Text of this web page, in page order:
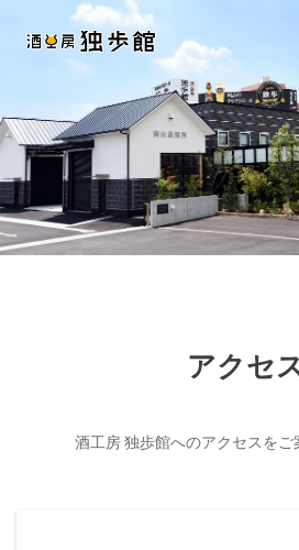
ン
ツ
へ
ス
キ
ッ
プ
アクセ
酒工房 独歩館へのアクセスをご